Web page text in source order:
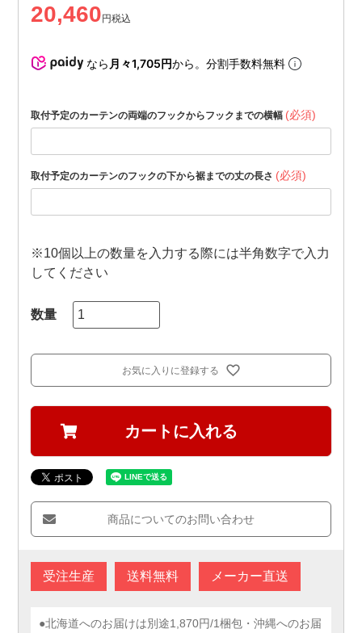
20,460 税込
なら 月々1,705円から。分割手数料無料
取付予定のカーテンの両端のフックからフックまでの横幅 (必須)
取付予定のカーテンのフックの下から裾までの丈の長さ (必須)
※10個以上の数量を入力する際には半角数字で入力
してください
お気に入りに登録する
カートに入れる
商品についてのお問い合わせ
受注生産 送料無料 メーカー直送
●北海道へのお届けは別途1,870円/1梱包・沖縄へのお届